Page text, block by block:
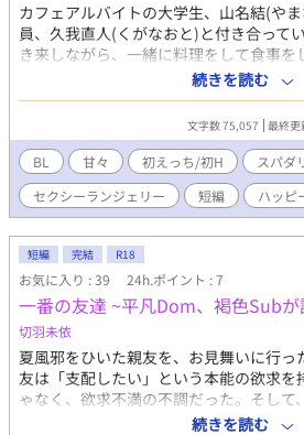
カフェアルバイトの大学生、山名結(や
員、久我直人(くがなおと)と付き合って
き来しながら、一緒に料理をして食事を
積み重ね、愛をはぐくむ日々は甘く幸せ
抱えていた。 それは、恋人同士になっ
でシたことがないこと。 どうしたら思
誤してみるものの、恋愛経験に乏しい結
り。 そんななか、思いあぐねているう
──。 恋人を甘やかしたい大人な会社員
な大学生が、絆を深めるお話です。 ※お
の分量が多くなっている回もあります
話(７万文字ほど)となっております。
ます。 ※Twitterフォロワ様の企画に参加
たが、期限に間に合わず供養のつもり
しまくったお話です。 【おぱんつ企画】
たお話。遅くなりましたが、素敵な企画
た！ ※この作品はムーンライトノベル
しています。 ♡4/26HOTランキングに
った皆様のおかげです！ありがとうござ
続きを読む
文字数 75,057 最終
BL 甘々 初えっち/初H スパダ
セクシーランジェリー
短編 ハッピ
短編 完結 R18
お気に入り : 39 24h.ポイント : 7
一番の友達 ~平凡Dom、褐色Sub
切羽未依
夏風邪をひいた親友を、お見舞いに行
友は「支配したい」という本能の欲求を
ゃなく、欲求不満の不調だった。そして
い」という本能の欲求を持つＳｕｂだっ
続きを読む